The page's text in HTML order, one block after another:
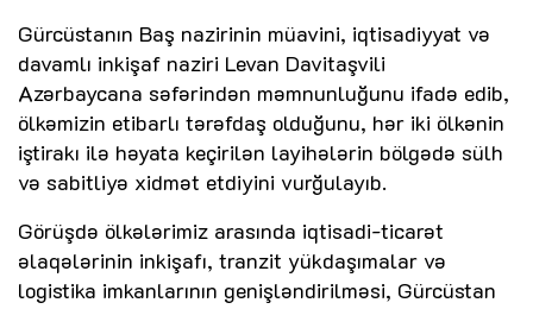
Gürcüstanın Baş nazirinin müavini, iqtisadiyyat və
davamlı inkişaf naziri Levan Davitaşvili
Azərbaycana səfərindən məmnunluğunu ifadə edib,
ölkəmizin etibarlı tərəfdaş olduğunu, hər iki ölkənin
iştirakı ilə həyata keçirilən layihələrin bölgədə sülh
və sabitliyə xidmət etdiyini vurğulayıb.
Görüşdə ölkələrimiz arasında iqtisadi-ticarət
əlaqələrinin inkişafı, tranzit yükdaşımalar və
logistika imkanlarının genişləndirilməsi, Gürcüstan